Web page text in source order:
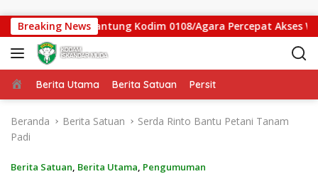
Breaking News
Jembatan Gantung Kodim 0108/Agara Percepat Akses
Beranda
Berita Utama Berita Satuan Persit
Beranda Berita Satuan
Serda Rinto Bantu Petani Tanam
Padi
Berita Satuan, Berita Utama, Pengumuman